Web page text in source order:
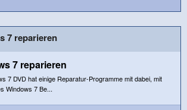
7 reparieren
7 reparieren
7 DVD hat einige Reparatur-Programme mit dabei, mit
Windows 7 Be...